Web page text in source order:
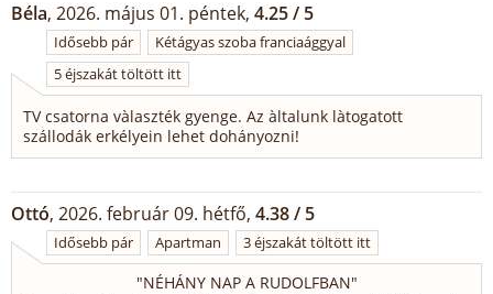
Béla, 2026. május 01. péntek, 4.25 / 5
Idősebb pár
Kétágyas szoba franciaággyal
5 éjszakát töltött itt
TV csatorna vàlaszték gyenge. Az àltalunk làtogatott
szállodák erkélyein lehet dohányozni!
Ottó, 2026. február 09. hétfő, 4.38 / 5
Idősebb pár Apartman 3 éjszakát töltött itt
"NÉHÁNY NAP A RUDOLFBAN"